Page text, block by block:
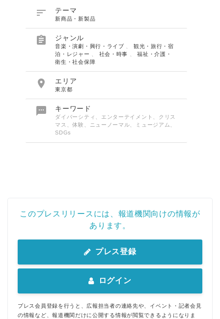
 テーマ
新商品・新製品
 ジャンル
音楽・演劇・興行・ライブ
観光・旅行・宿
泊・レジャー
社会・時事 、福祉・介護・
衛生・社会保障
 エリア
東京都
 キーワード
ダイバーシティ、エンターテイメント、クリス
マス、体験、ニューノーマル、ミュージアム、
SDGs
このプレスリリースには、報道機関向けの情報が
あります。
プレス登録
ログイン
プレス会員登録を行うと、広報担当者の連絡先や、イベント・記者会見
の情報など、報道機関だけに公開する情報が閲覧できるようになりま